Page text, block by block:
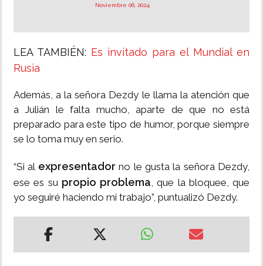
Noviembre 06, 2024
LEA TAMBIÉN: Es invitado para el Mundial en
Rusia
Además, a la señora Dezdy le llama la atención que
a Julián le falta mucho, aparte de que no está
preparado para este tipo de humor, porque siempre
se lo toma muy en serio.
“Si al expresentador no le gusta la señora Dezdy,
ese es su propio problema, que la bloquee, que
yo seguiré haciendo mi trabajo”, puntualizó Dezdy.